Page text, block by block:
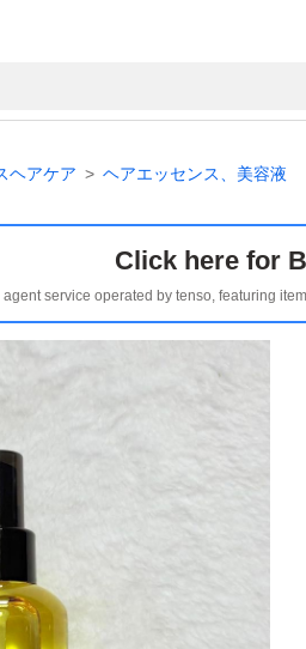
ヘアケア ヘアエッセンス、美容液
Click here for
service operated by tenso, featuring